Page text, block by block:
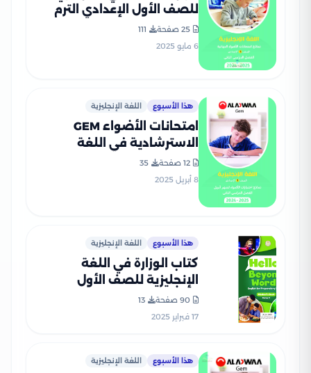
للصف الأول الإعدادي الترم
الثاني 2025 PDF بالاجابات
25 صفحة
111
6 مايو 2025
هذا الأسبوع اللغة الإنجليزية
امتحانات الأضواء GEM
الاسترشادية في اللغة
الانجليزية لأولى إعدادي على
12 صفحة
35
8 أبريل 2025
هذا الأسبوع اللغة الإنجليزية
كتاب الوزارة في اللغة
الإنجليزية للصف الأول
بصيغة PDF
90 صفحة
13
17 فبراير 2025
هذا الأسبوع اللغة الإنجليزية